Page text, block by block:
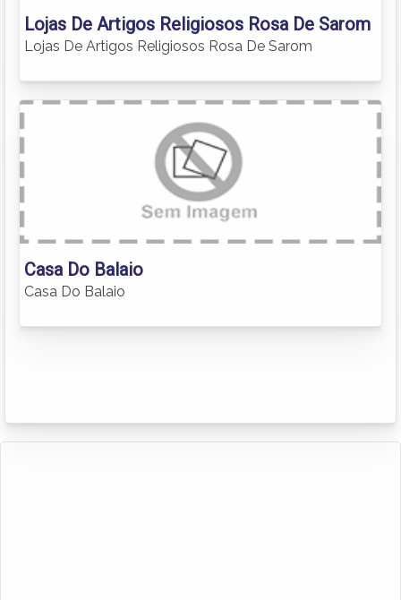
Lojas De Artigos Religiosos Rosa De Sarom
Lojas De Artigos Religiosos Rosa De Sarom
Casa Do Balaio
Casa Do Balaio